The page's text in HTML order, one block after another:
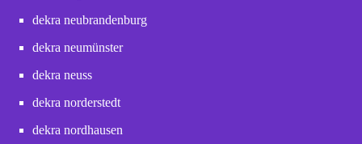
dekra neubrandenburg
dekra neumünster
dekra neuss
dekra norderstedt
dekra nordhausen